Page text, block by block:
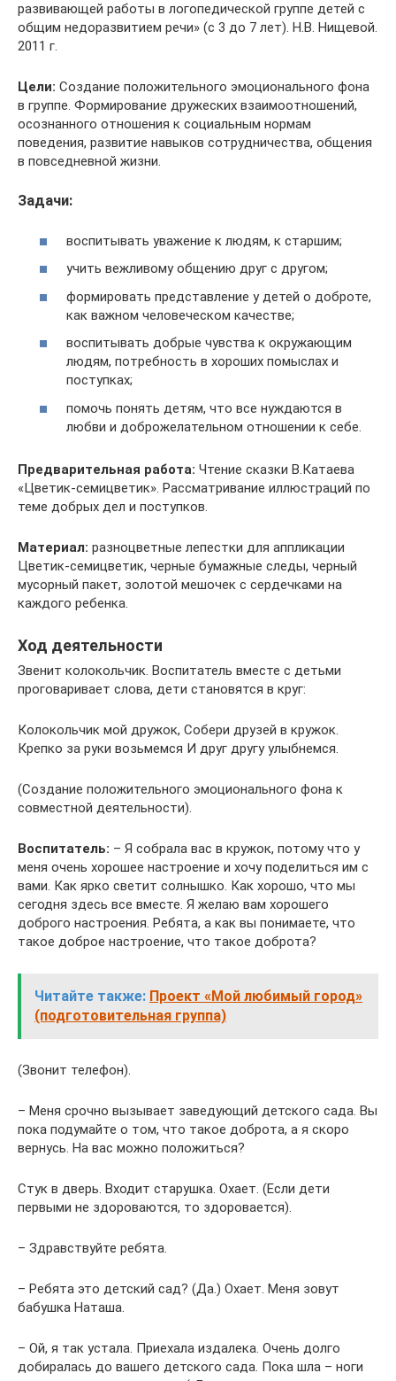
развивающей работы в логопедической группе детей с
общим недоразвитием речи» (с 3 до 7 лет). Н.В. Нищевой.
2011 г.
Цели: Создание положительного эмоционального фона
в группе. Формирование дружеских взаимоотношений,
осознанного отношения к социальным нормам
поведения, развитие навыков сотрудничества, общения
в повседневной жизни.
Задачи:
воспитывать уважение к людям, к старшим;
учить вежливому общению друг с другом;
формировать представление у детей о доброте,
как важном человеческом качестве;
воспитывать добрые чувства к окружающим
людям, потребность в хороших помыслах и
поступках;
помочь понять детям, что все нуждаются в
любви и доброжелательном отношении к себе.
Предварительная работа: Чтение сказки В.Катаева
«Цветик-семицветик». Рассматривание иллюстраций по
теме добрых дел и поступков.
Материал: разноцветные лепестки для аппликации
Цветик-семицветик, черные бумажные следы, черный
мусорный пакет, золотой мешочек с сердечками на
каждого ребенка.
Ход деятельности
Звенит колокольчик. Воспитатель вместе с детьми
проговаривает слова, дети становятся в круг:
Колокольчик мой дружок, Собери друзей в кружок.
Крепко за руки возьмемся И друг другу улыбнемся.
(Создание положительного эмоционального фона к
совместной деятельности).
Воспитатель: – Я собрала вас в кружок, потому что у
меня очень хорошее настроение и хочу поделиться им с
вами. Как ярко светит солнышко. Как хорошо, что мы
сегодня здесь все вместе. Я желаю вам хорошего
доброго настроения. Ребята, а как вы понимаете, что
такое доброе настроение, что такое доброта?
Читайте также: Проект «Мой любимый город»
(подготовительная группа)
(Звонит телефон).
– Меня срочно вызывает заведующий детского сада. Вы
пока подумайте о том, что такое доброта, а я скоро
вернусь. На вас можно положиться?
Стук в дверь. Входит старушка. Охает. (Если дети
первыми не здороваются, то здоровается).
– Здравствуйте ребята.
– Ребята это детский сад? (Да.) Охает. Меня зовут
бабушка Наташа.
– Ой, я так устала. Приехала издалека. Очень долго
добиралась до вашего детского сада. Пока шла – ноги